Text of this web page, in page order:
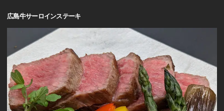
広島牛サーロインステーキ